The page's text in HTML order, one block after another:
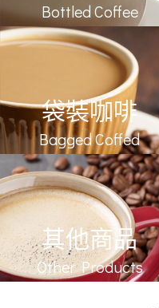
Bottled Coffee
袋裝咖啡
Bagged Coffed
其他商品
Other Products